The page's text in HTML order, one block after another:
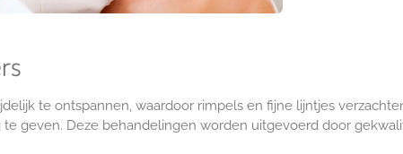
te ontspannen, waardoor rimpels en fijne lijntjes
geven. Deze behandelingen worden uitgevoerd door